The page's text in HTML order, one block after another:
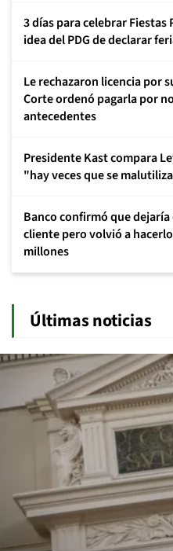
3 días para celebrar
idea del PDG de declarar
Le rechazaron licencia por
Corte ordenó pagarla por
antecedentes
Presidente Kast compara
"hay veces que se
Banco confirmó que
cliente pero volvió a
millones
Últimas noticias